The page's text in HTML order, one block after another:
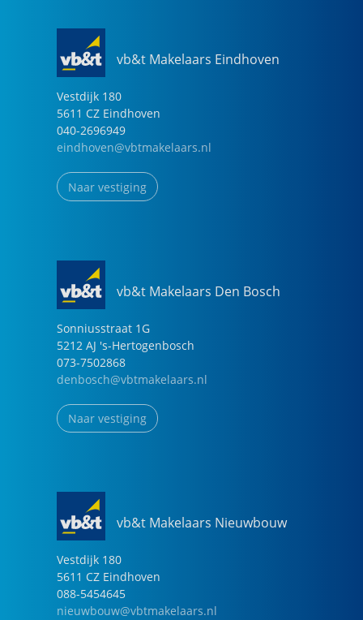
vb&t Makelaars Eindhoven
Vestdijk 180
5611 CZ Eindhoven
040-2696949
eindhoven@vbtmakelaars.nl
Naar vestiging
vb&t Makelaars Den Bosch
Sonniusstraat 1G
5212 AJ 's-Hertogenbosch
073-7502868
denbosch@vbtmakelaars.nl
Naar vestiging
vb&t Makelaars Nieuwbouw
Vestdijk 180
5611 CZ Eindhoven
088-5454645
nieuwbouw@vbtmakelaars.nl